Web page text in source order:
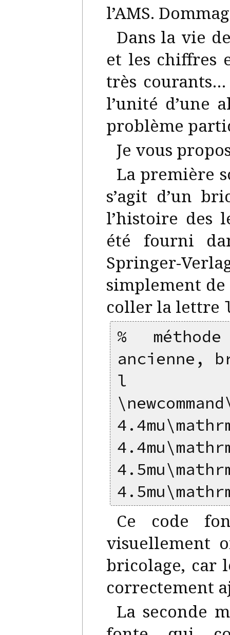
l’AMS.
Dans la vie
et les chiffres
très
l’unité d’une
problème
Je vous
La première
s’agit d’un
l’histoire des
été fourni
Springer-
simplement
coller la lettre
%
ancienne,
l
Ce code
visuellement
bricolage, car
correctement
La seconde